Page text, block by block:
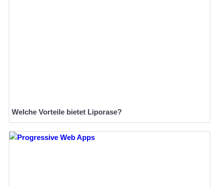
Welche Vorteile bietet Liporase?